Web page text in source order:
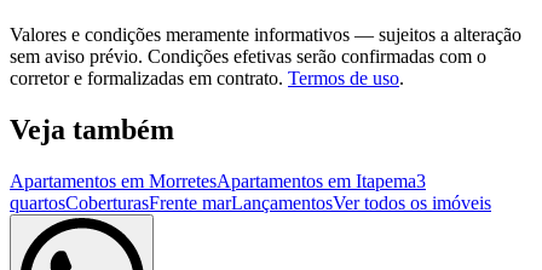
Valores e condições meramente informativos — sujeitos a alteração
sem aviso prévio. Condições efetivas serão confirmadas com o
corretor e formalizadas em contrato. Termos de uso.
Veja também
Apartamentos em MorretesApartamentos em Itapema3
quartosCoberturasFrente marLançamentosVer todos os imóveis